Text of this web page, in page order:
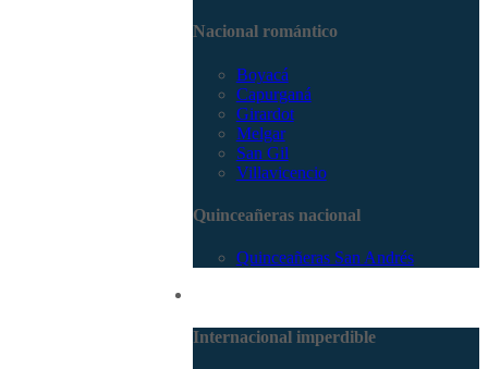
Nacional romántico
Boyacá
Capurganá
Girardot
Melgar
San Gil
Villavicencio
Quinceañeras nacional
Quinceañeras San Andrés
Internacional imperdible